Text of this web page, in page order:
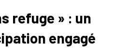
refuge » : un
engagé